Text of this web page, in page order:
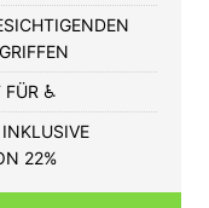
♿
INKLUSIVE
22%